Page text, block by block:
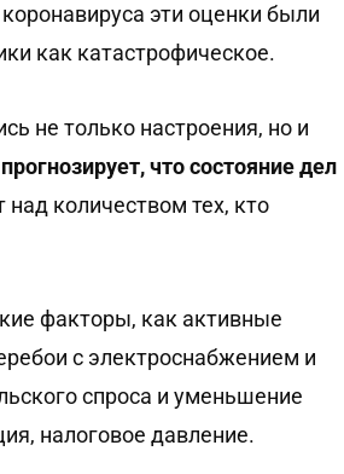
эти оценки были
как катастрофическое.
не только настроения, но и
прогнозирует, что состояние дел
над количеством тех, кто
факторы, как активные
с электроснабжением и
спроса и уменьшение
налоговое давление.